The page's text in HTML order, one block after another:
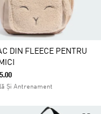
DIN FLEECE PENTRU
Și Antrenament